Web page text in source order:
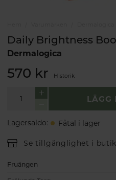
Daily Brightness
Dermalogica
570 kr Historik
LÄGG
Lagersaldo: Fåtal i lager
Se tillgänglighet i butik
Fruängen